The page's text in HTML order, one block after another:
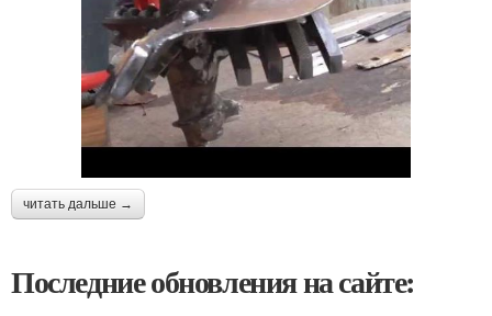
читать дальше →
Последние обновления на сайте: